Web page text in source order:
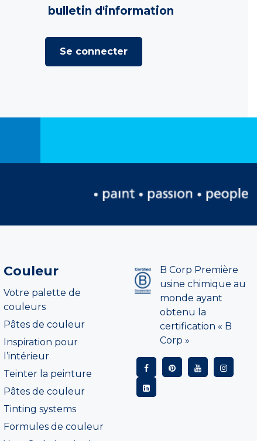
bulletin d'information
Se connecter
Couleur
Votre palette de
couleurs
Pâtes de couleur
Inspiration pour
l’intérieur
Teinter la peinture
Pâtes de couleur
Tinting systems
Formules de couleur
B Corp Première
usine chimique au
monde ayant
obtenu la
certification « B
Corp »